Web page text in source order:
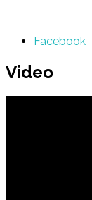
Facebook
Video